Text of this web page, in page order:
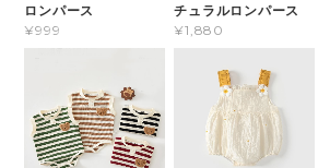
ロンパース
¥999
チュラルロンパース
¥1,880